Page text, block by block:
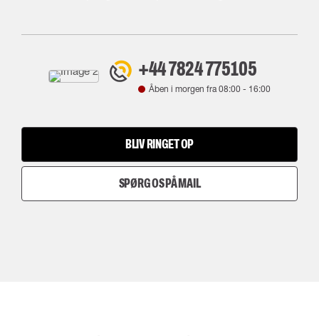
+44 7824 775105
Åben i morgen fra08:00 - 16:00
BLIV RINGET OP
SPØRG OS PÅ MAIL